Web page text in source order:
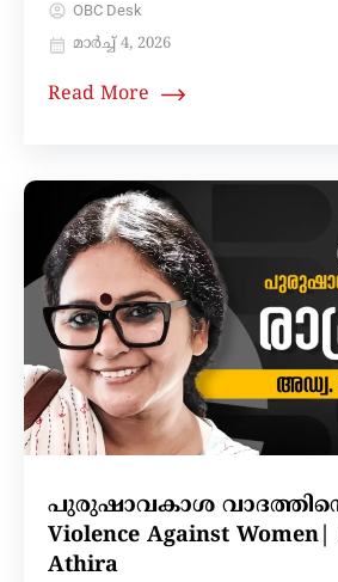
OBC Desk
മാർച്ച്‌ 4, 2026
Read More
പുരുഷാവകാശ വാദത്തിന്റെ
Violence Against Women|
Athira